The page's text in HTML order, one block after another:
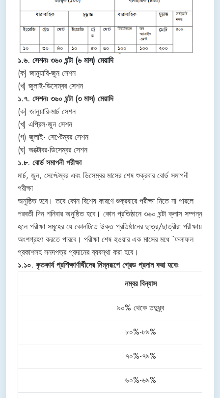
১.৬. সেশনঃ ৩৬০ ঘন্টা (৬ মাস) মেয়াদি
(ক) জানুয়ারি-জুন সেশন
(খ) জুলাই-ডিসেম্বর সেশন
১.৭. সেশনঃ ৩৬০ ঘন্টা (৩ মাস) মেয়াদি
(ক) জানুয়ারি-মার্চ সেশন
(খ) এপ্রিল-জুন সেশন
(গ) জুলাই- সেপ্টেম্বর সেশন
(ঘ) অক্টোবর-ডিসেম্বর সেশন
১.৮. বোর্ড সমাপনী পরীক্ষা
মার্চ, জুন, সেপ্টেম্বর এবং ডিসেম্বর মাসের শেষ শুক্রবার বোর্ড সমাপনী
পরীক্ষা
অনুষ্ঠিত হবে। তবে কোন বিশেষ কারণে শুক্রবারে পরীক্ষা নিতে না পারলে
পরবর্তী দিন শনিবার অনুষ্ঠিত হবে। কোন প্রতিষ্ঠানে ৩৬০ ঘন্টা ক্লাস সম্পন্ন
হলে পরীক্ষা সমূহের যে কোনটিতে উক্ত প্রতিষ্ঠানের ছাত্র/ছাত্রীরা পরীক্ষায়
অংশগ্রহণ করতে পারবে। পরীক্ষা শেষ হওয়ার এক মাসের মধে ̈ ফলাফল
প্রকাশসহ সনদপত্র প্রদানের ব্যবস্থা করা হবে।
১.১০. কৃতকার্য প্রশিক্ষার্ণার্থীদের নিম্নরূপে গ্রেড প্রদান করা হবেঃ
নম্বর বিন্যাস
৯০% থেকে তদুধ্র্ব
৮০%-৮৯%
৭০%-৭৯%
৬০%-৬৯%